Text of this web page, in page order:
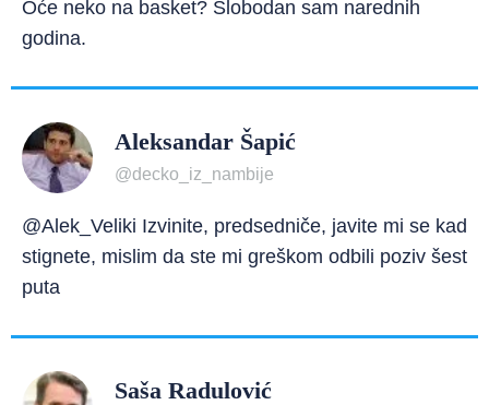
Oće neko na basket? Slobodan sam narednih
godina.
Aleksandar Šapić
@decko_iz_nambije
@Alek_Veliki Izvinite, predsedniče, javite mi se kad
stignete, mislim da ste mi greškom odbili poziv šest
puta
Saša Radulović